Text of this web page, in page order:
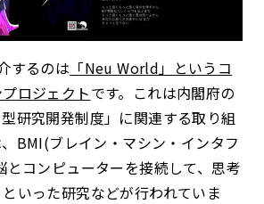
するのは 「Neu World」というコ
ロジェクトです。これは内閣府の
研究開発制度 」に関連する取り組
BMI(ブレイン・マシン・インタフ
とコンピューターを接続して、思考
いった研究などが行われていま